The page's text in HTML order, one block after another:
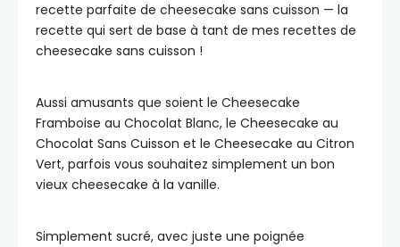
recette parfaite de cheesecake sans cuisson — la
recette qui sert de base à tant de mes recettes de
cheesecake sans cuisson !
Aussi amusants que soient le Cheesecake
Framboise au Chocolat Blanc, le Cheesecake au
Chocolat Sans Cuisson et le Cheesecake au Citron
Vert, parfois vous souhaitez simplement un bon
vieux cheesecake à la vanille.
Simplement sucré, avec juste une poignée